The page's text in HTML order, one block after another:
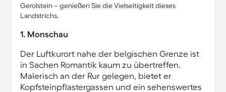
Gerolstein – genießen Sie die Vielseitigkeit dieses
Landstrichs.
1. Monschau
Der Luftkurort nahe der belgischen Grenze ist
in Sachen Romantik kaum zu übertreffen.
Malerisch an der Rur gelegen, bietet er
Kopfsteinpflastergassen und ein sehenswertes